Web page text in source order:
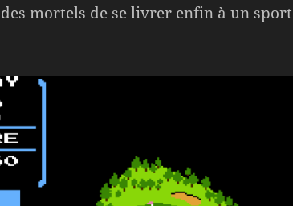
mortels de se livrer enfin à un sport